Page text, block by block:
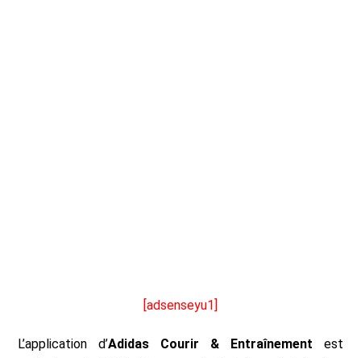
[adsenseyu1]
L’application d’Adidas Courir & Entraînement est